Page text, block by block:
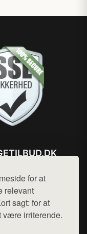
for at
relevant
sagt: for at
være irriterende.
hej@want.dk
og privatlivspolitik